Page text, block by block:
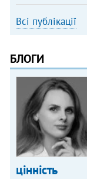
Всі публікації
БЛОГИ
цінність